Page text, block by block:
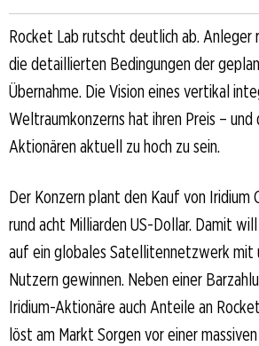
Rocket Lab rutscht deutlich ab. Anleger
die detaillierten Bedingungen der
Übernahme. Die Vision eines vertikal
Weltraumkonzerns hat ihren Preis – und
Aktionären aktuell zu hoch zu sein.
Der Konzern plant den Kauf von Iridium
rund acht Milliarden US-Dollar. Damit
auf ein globales Satellitennetzwerk mit
Nutzern gewinnen. Neben einer
Iridium-Aktionäre auch Anteile an
löst am Markt Sorgen vor einer